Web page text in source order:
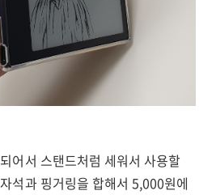
어서 스탠드처럼 세워서 사용할
석과 핑거링을 합해서 5,000원에